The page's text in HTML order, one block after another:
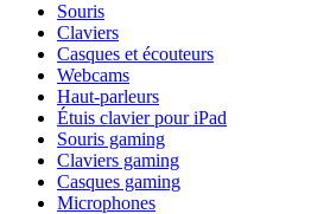
Souris
Claviers
Casques et écouteurs
Webcams
Haut-parleurs
Étuis clavier pour iPad
Souris gaming
Claviers gaming
Casques gaming
Microphones